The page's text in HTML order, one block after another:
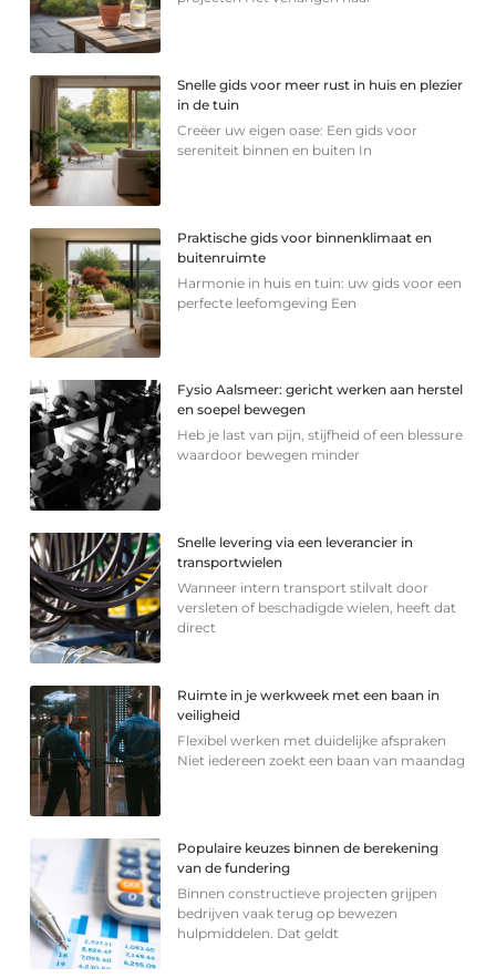
Snelle gids voor meer rust in huis en plezier
in de tuin
Creëer uw eigen oase: Een gids voor
sereniteit binnen en buiten In
Praktische gids voor binnenklimaat en
buitenruimte
Harmonie in huis en tuin: uw gids voor een
perfecte leefomgeving Een
Fysio Aalsmeer: gericht werken aan herstel
en soepel bewegen
Heb je last van pijn, stijfheid of een blessure
waardoor bewegen minder
Snelle levering via een leverancier in
transportwielen
Wanneer intern transport stilvalt door
versleten of beschadigde wielen, heeft dat
direct
Ruimte in je werkweek met een baan in
veiligheid
Flexibel werken met duidelijke afspraken
Niet iedereen zoekt een baan van maandag
Populaire keuzes binnen de berekening
van de fundering
Binnen constructieve projecten grijpen
bedrijven vaak terug op bewezen
hulpmiddelen. Dat geldt